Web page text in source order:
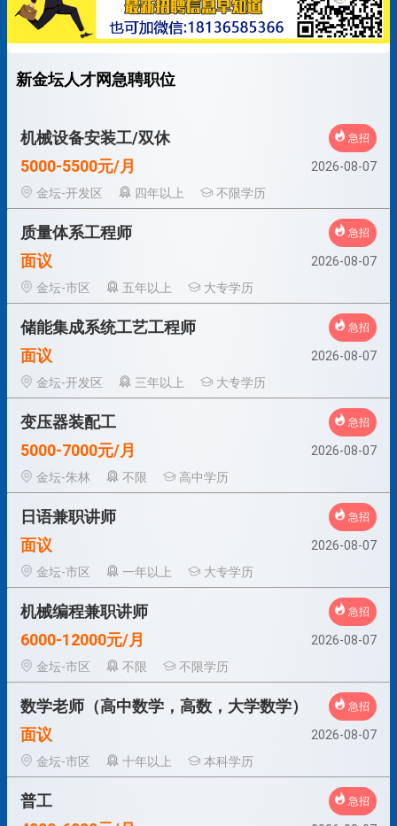
新金坛人才网急聘职位
机械设备安装工/双休 急招
5000-5500元/月
2026-08-07
金坛-开发区
四年以上 不限学历
质量体系工程师 急招
面议
2026-08-07
金坛-市区
五年以上 大专学历
储能集成系统工艺工程师 急招
面议
2026-08-07
金坛-开发区
三年以上 大专学历
变压器装配工 急招
5000-7000元/月
2026-08-07
金坛-朱林
不限 高中学历
日语兼职讲师 急招
面议
2026-08-07
金坛-市区
一年以上 大专学历
机械编程兼职讲师 急招
6000-12000元/月
2026-08-07
金坛-市区
不限 不限学历
数学老师（高中数学，高数，大学数学） 急招
面议
2026-08-07
金坛-市区
十年以上 本科学历
普工 急招